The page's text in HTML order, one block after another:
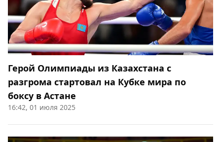
Герой Олимпиады из Казахстана с
разгрома стартовал на Кубке мира по
боксу в Астане
16:42, 01 июля 2025